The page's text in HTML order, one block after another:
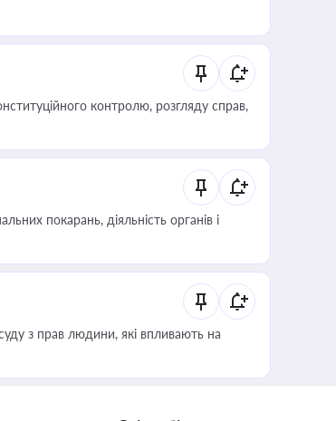
контролю, розгляду справ,
покарань, діяльність органів і
з прав людини, які впливають на